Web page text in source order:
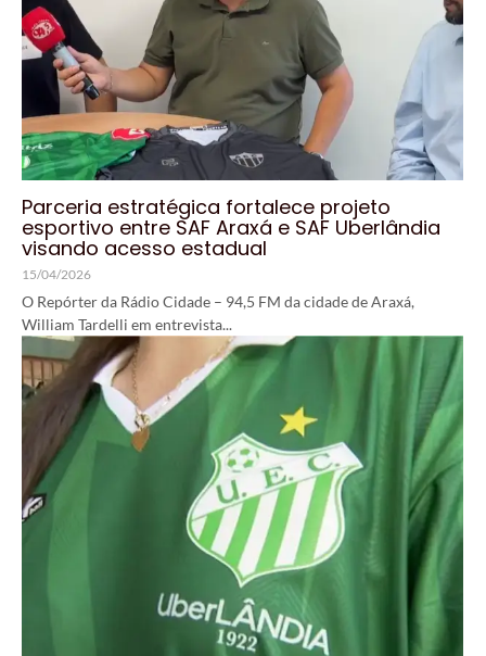
Parceria estratégica fortalece projeto
esportivo entre SAF Araxá e SAF Uberlândia
visando acesso estadual
15/04/2026
O Repórter da Rádio Cidade – 94,5 FM da cidade de Araxá,
William Tardelli em entrevista...